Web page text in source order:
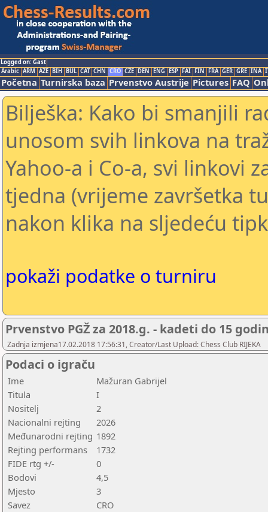
Logged on: Gast
Arabic ARM AZE BIH BUL CAT CHN CRO CZE DEN ENG ESP FAI FIN FRA GER GRE INA
Početna Turnirska baza Prvenstvo Austrije Pictures FAQ
Bilješka: Kako bi smanjili
unosom svih linkova na
Yahoo-a i Co-a, svi linkovi
tjedna (vrijeme završetka
nakon klika na sljedeću
pokaži podatke o turniru
Prvenstvo PGŽ za 2018.g. - kadeti do 15
Zadnja izmjena17.02.2018 17:56:31, Creator/Last Upload: Chess Club RIJEKA
Podaci o igraču
Ime
Mažuran Gabrijel
Titula
I
Nositelj
2
Nacionalni rejting
2026
Međunarodni rejting 1892
Rejting performans
1732
FIDE rtg +/-
0
Bodovi
4,5
Mjesto
3
Savez
CRO